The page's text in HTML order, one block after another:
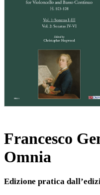
Francesco
Omnia
Edizione pratica